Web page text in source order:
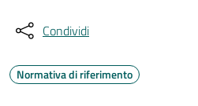
Condividi
Normativa di riferimento